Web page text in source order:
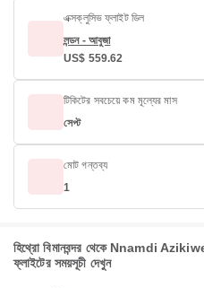
এক্সক্লুসিভ ফ্লাইট ডিল
লন্ডন - আবুজা
US$ 559.62
টিকিটের সবচেয়ে কম মূল্যের মাস
সেপ্ট
মোট গন্তব্য
1
হিথ্রো বিমানবন্দর থেকে Nnamdi
ফ্লাইটের সময়সূচী দেখুন